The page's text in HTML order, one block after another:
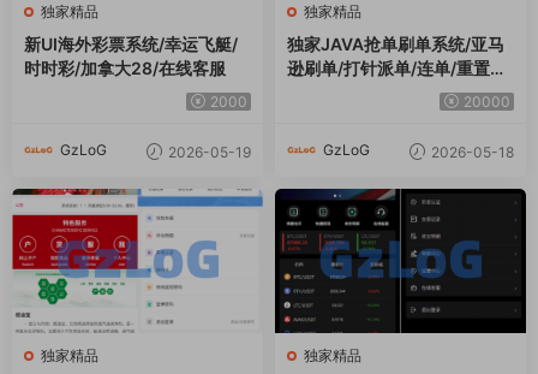
独家精品
新UI海外彩票系统/幸运飞艇/
时时彩/加拿大28/在线客服
2000
GzLoG 2026-05-19
独家精品
独家JAVA抢单刷单系统/亚马
逊刷单/打针派单/连单/重置订
20000
GzLoG 2026-05-18
独家精品 独家精品